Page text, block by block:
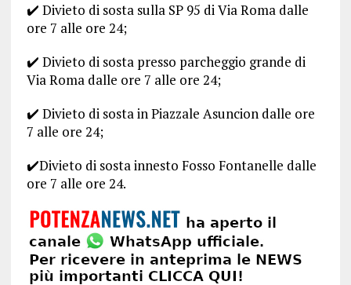
✔️ Divieto di sosta sulla SP 95 di Via Roma dalle
ore 7 alle ore 24;
✔️ Divieto di sosta presso parcheggio grande di
Via Roma dalle ore 7 alle ore 24;
✔️ Divieto di sosta in Piazzale Asuncion dalle ore
7 alle ore 24;
✔️Divieto di sosta innesto Fosso Fontanelle dalle
ore 7 alle ore 24.